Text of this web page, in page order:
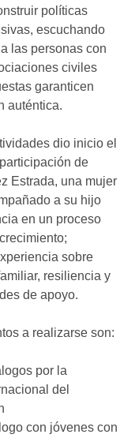
políticas
escuchando
las personas con
civiles
garanticen
auténtica.
dio inicio el
de
Estrada, una mujer
a su hijo
en un proceso
sobre
resiliencia y
de apoyo.
a realizarse son:
por la
del
con jóvenes con